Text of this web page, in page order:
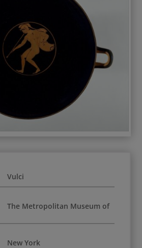
Vulci
The Metropolitan Museum of
New York